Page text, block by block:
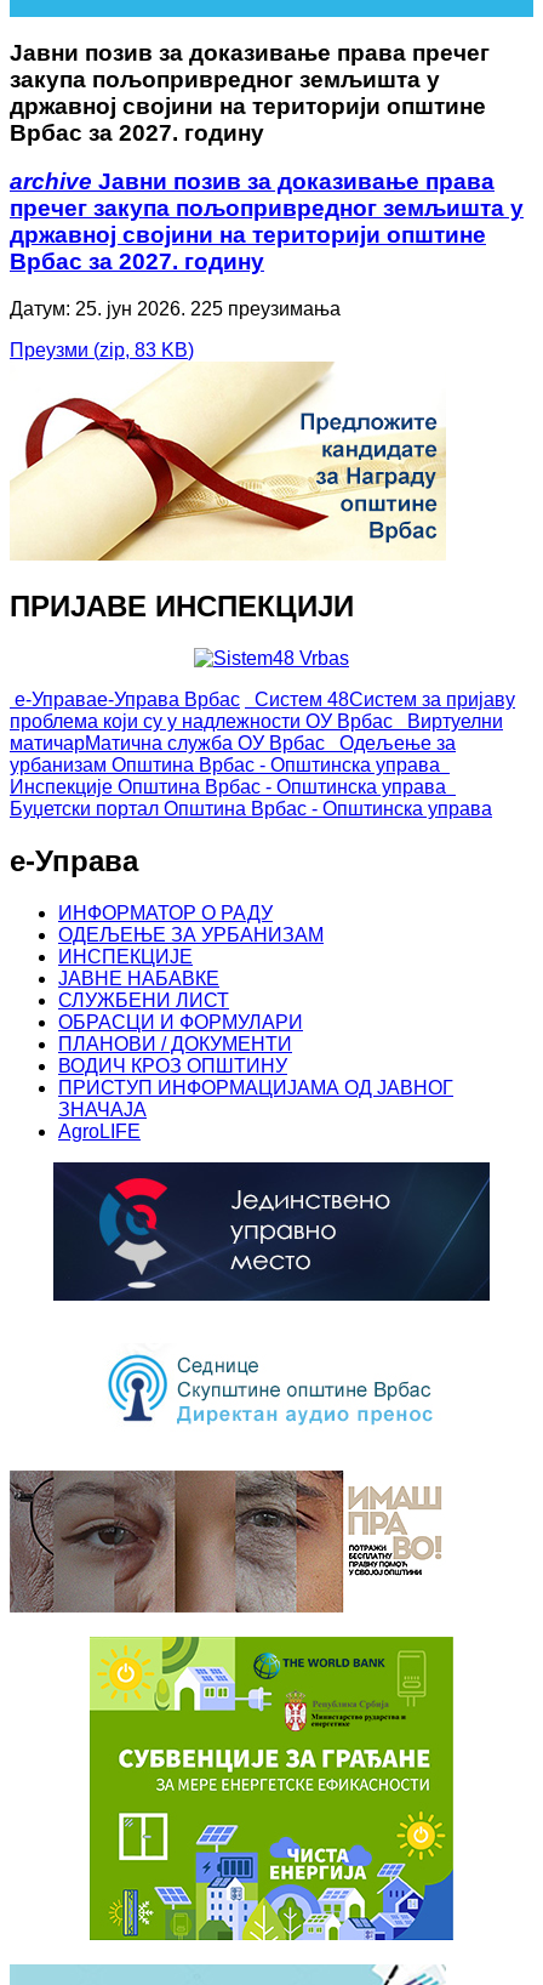
Јавни позив за доказивање права пречег
закупа пољопривредног земљишта у
државној својини на територији општине
Врбас за 2027. годину
archive Јавни позив за доказивање права
пречег закупа пољопривредног земљишта у
државној својини на територији општине
Врбас за 2027. годину
Датум: 25. јун 2026. 225 преузимања
Преузми (zip, 83 KB)
ПРИЈАВЕ ИНСПЕКЦИЈИ
е-Управае-Управа Врбас Систем 48Систем за пријаву
проблема који су у надлежности ОУ Врбас
Виртуелни
матичарМатична служба ОУ Врбас
Одељење за
урбанизам Општина Врбас - Општинска управа
Инспекције Општина Врбас - Општинска управа
Буџетски портал Општина Врбас - Општинска управа
е-Управа
ИНФОРМАТОР О РАДУ
ОДЕЉЕЊЕ ЗА УРБАНИЗАМ
ИНСПЕКЦИЈЕ
ЈАВНЕ НАБАВКЕ
СЛУЖБЕНИ ЛИСТ
ОБРАСЦИ И ФОРМУЛАРИ
ПЛАНОВИ / ДОКУМЕНТИ
ВОДИЧ КРОЗ ОПШТИНУ
ПРИСТУП ИНФОРМАЦИЈАМА ОД ЈАВНОГ
ЗНАЧАЈА
AgroLIFE